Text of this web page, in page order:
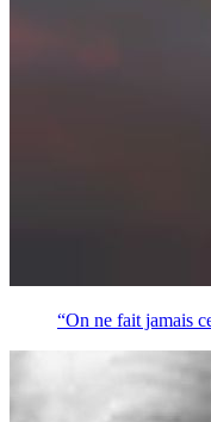
“On ne fait jamais